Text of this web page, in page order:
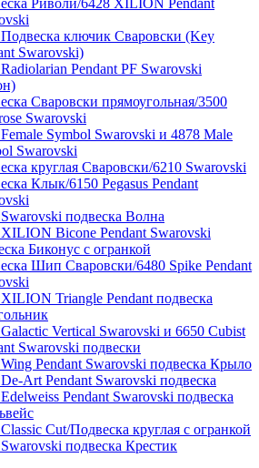
Риволи/6428 XILION Pendant
ключик Сваровски (Key
Swarovski)
Pendant PF Swarovski
Сваровски прямоугольная/3500
Swarovski
Symbol Swarovski и 4878 Male
Swarovski
круглая Сваровски/6210 Swarovski
Клык/6150 Pegasus Pendant
подвеска Волна
Bicone Pendant Swarovski
Биконус c огранкой
Шип Сваровски/6480 Spike Pendant
Triangle Pendant подвеска
Vertical Swarovski и 6650 Cubist
Swarovski подвески
Pendant Swarovski подвеска Крыло
Art Pendant Swarovski подвеска
Pendant Swarovski подвеска
Cut/Подвеска круглая с огранкой
подвеска Крестик